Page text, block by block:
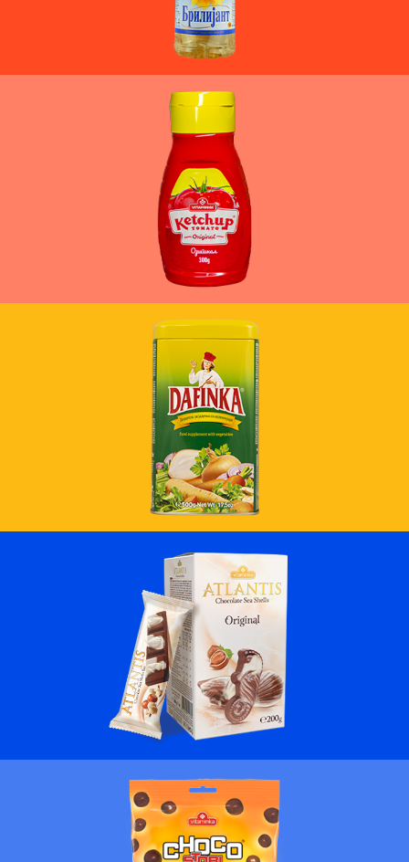
MË SHUMË
MË SHUMË
MË SHUMË
MË SHUMË